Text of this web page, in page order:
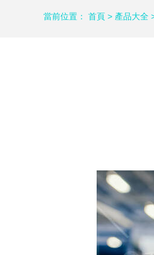
當前位置： 首頁 > 產品大全